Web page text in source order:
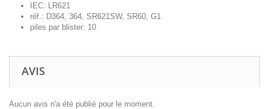
IEC: LR621
réf.: D364, 364, SR621SW, SR60, G1
piles par blister: 10
AVIS
Aucun avis n'a été publié pour le moment.